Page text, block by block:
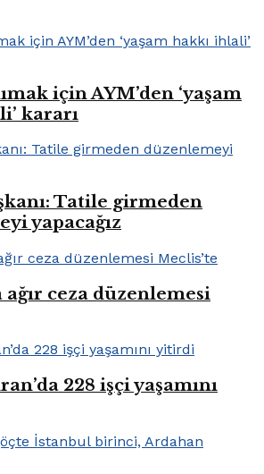
için AYM’den ‘yaşam
kararı
Tatile girmeden
yapacağız
ceza düzenlemesi
228 işçi yaşamını